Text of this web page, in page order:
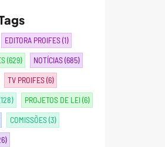
EDITORA PROIFES(1)
(629) NOTÍCIAS(685)
TV PROIFES(6)
PROJETOS DE LEI(6)
COMISSÕES(3)